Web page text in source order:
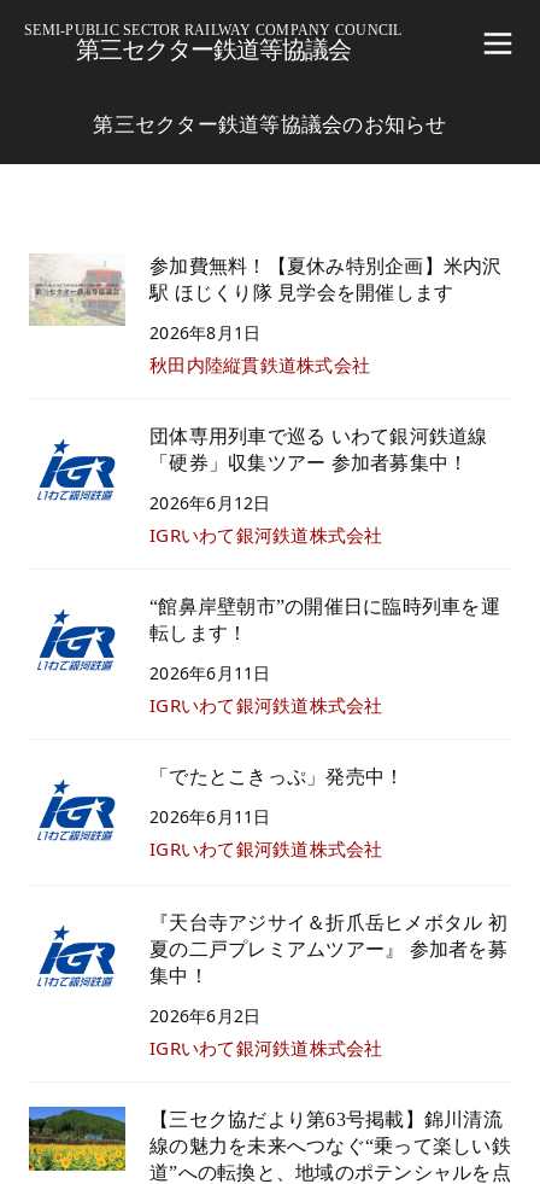
SEMI-PUBLIC SECTOR RAILWAY COMPANY COUNCIL
第三セクター鉄道等協議会
第三セクター鉄道等協議会のお知らせ
参加費無料！【夏休み特別企画】米内沢
駅 ほじくり隊 見学会を開催します
2026年8月1日
秋田内陸縦貫鉄道株式会社
団体専用列車で巡る いわて銀河鉄道線
「硬券」収集ツアー 参加者募集中！
2026年6月12日
IGRいわて銀河鉄道株式会社
“館鼻岸壁朝市”の開催日に臨時列車を運
転します！
2026年6月11日
IGRいわて銀河鉄道株式会社
「でたとこきっぷ」発売中！
2026年6月11日
IGRいわて銀河鉄道株式会社
『天台寺アジサイ＆折爪岳ヒメボタル 初
夏の二戸プレミアムツアー』 参加者を募
集中！
2026年6月2日
IGRいわて銀河鉄道株式会社
【三セク協だより第63号掲載】錦川清流
線の魅力を未来へつなぐ“乗って楽しい鉄
道”への転換と、地域のポテンシャルを点